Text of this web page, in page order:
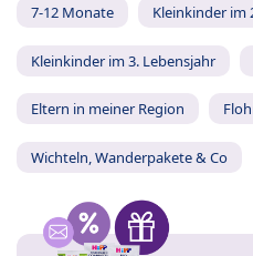
7-12 Monate Kleinkinder im
Kleinkinder im 3. Lebensjahr
Eltern in meiner Region
Wichteln, Wanderpakete & Co